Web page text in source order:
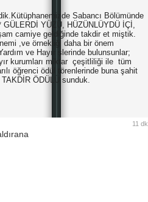
Sabancı Bölümünde
GÜLERDİ YÜZÜ, HÜZÜNLÜYDÜ İÇİ,
camiye geldiğinde takdir et miştik.
,ve örnekliği daha bir önem
ve Hayır şlerinde bulunsunlar;
kurumları miktar çeşitliliği ile tüm
öğrenci ödül törenlerinde buna şahit
ÖDÜLÜ sunduk.
11 dk